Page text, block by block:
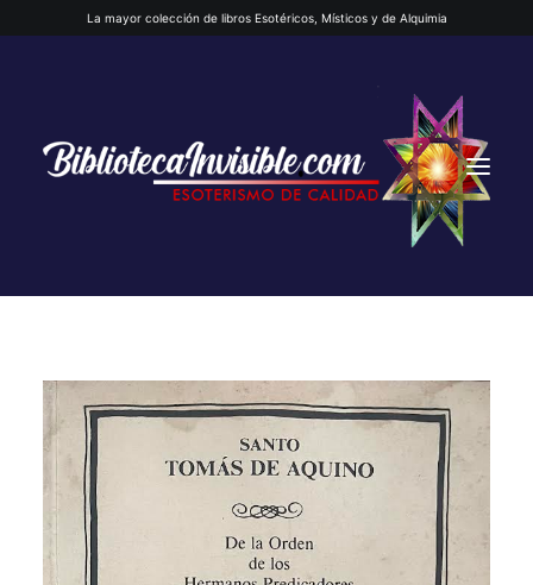
La mayor colección de libros Esotéricos, Místicos y de Alquimia
INICIO
QUIENES SOMOS
CATEGORÍAS